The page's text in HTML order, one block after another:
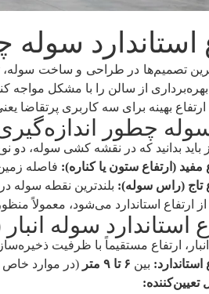
استاندارد
تصمیم‌ها در طراحی و ساخت سوله،
بهره‌برداری از سالن را با مشکل مواجه
ارتفاع بهینه برای سه کاربری پرتقاضا
سوله چطور
باید بدانید که در نقشه کشی سوله، دو
مفید (ارتفاع ستون یا کناره): فاصله
تاج (راس سوله): بلندترین نقطه سوله
ارتفاع استاندارد می‌شود، معمولاً
ارتفاع مستقیماً با ظرفیت
استاندارد: بین ۶ تا ۹ متر
(در موارد خاص تا ۱۲ متر برای انبارهای
تعیین‌کننده: